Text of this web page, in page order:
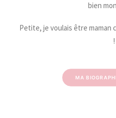
bien
Petite, je voulais être maman
!
MA